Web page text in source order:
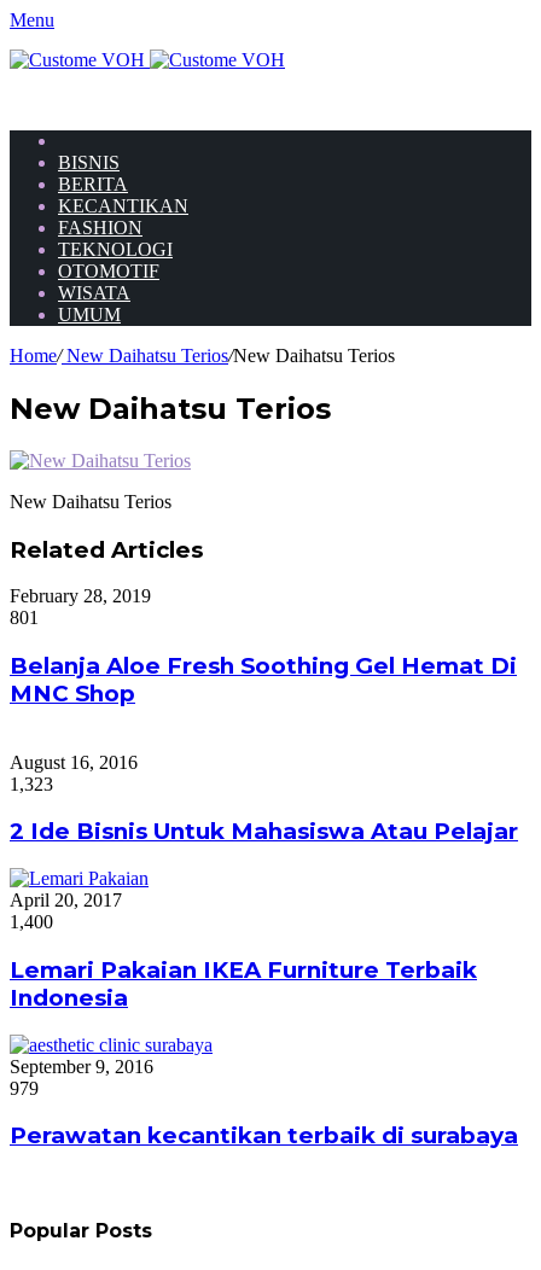
Menu
BISNIS
BERITA
KECANTIKAN
FASHION
TEKNOLOGI
OTOMOTIF
WISATA
UMUM
Home/New Daihatsu Terios/New Daihatsu Terios
New Daihatsu Terios
New Daihatsu Terios
Related Articles
February 28, 2019
801
Belanja Aloe Fresh Soothing Gel Hemat Di
MNC Shop
August 16, 2016
1,323
2 Ide Bisnis Untuk Mahasiswa Atau Pelajar
April 20, 2017
1,400
Lemari Pakaian IKEA Furniture Terbaik
Indonesia
September 9, 2016
979
Perawatan kecantikan terbaik di surabaya
Popular Posts